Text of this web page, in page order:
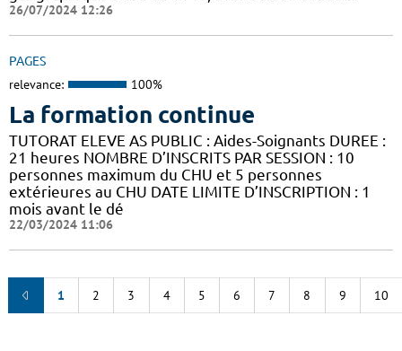
26/07/2024 12:26
PAGES
relevance: 100%
La formation continue
TUTORAT ELEVE AS PUBLIC : Aides-Soignants DUREE :
21 heures NOMBRE D’INSCRITS PAR SESSION : 10
personnes maximum du CHU et 5 personnes
extérieures au CHU DATE LIMITE D’INSCRIPTION : 1
mois avant le dé
22/03/2024 11:06
1 2 3 4 5 6 7 8 9 10